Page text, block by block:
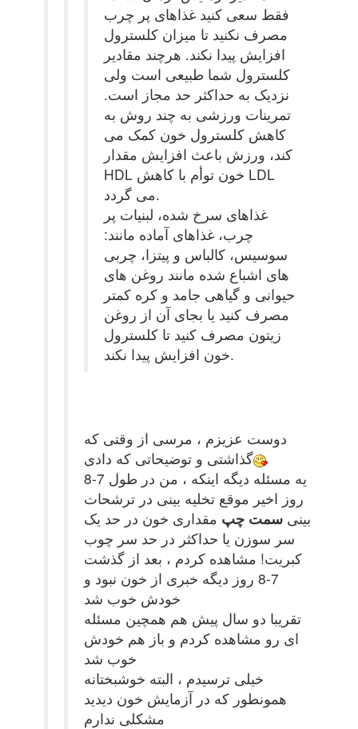
فقط سعی کنید غذاهای پر چرب
مصرف نکنید تا میزان کلسترول
افزایش پیدا نکند. هرچند مقادیر
کلسترول شما طبیعی است ولی
نزدیک به حداکثر حد مجاز است.
تمرینات ورزشی به چند روش به
کاهش کلسترول خون کمک می
کند، ورزش باعث افزایش مقدار
HDL خون توأم با کاهش LDL
می گردد.
غذاهای سرخ شده، لبنیات پر
چرب، غذاهای آماده مانند:
سوسیس، کالباس و پیتزا، چربی
های اشباع شده مانند روغن های
حیوانی و گیاهی جامد و کره کمتر
مصرف کنید یا بجای آن از روغن
زیتون مصرف کنید تا کلسترول
خون افزایش پیدا نکند.
دوست عزیزم ، مرسی از وقتی که
گذاشتی و توضیحاتی که دادی
یه مسئله دیگه اینکه ، من در طول 7-8
روز اخیر موقع تخلیه بینی در ترشحات
بینی سمت چپ مقداری خون در حد یک
سر سوزن یا حداکثر در حد سر چوب
کبریت! مشاهده کردم ، بعد از گذشت
7-8 روز دیگه خبری از خون نبود و
خودش خوب شد
تقریبا دو سال پیش هم همچین مسئله
ای رو مشاهده کردم و باز هم خودش
خوب شد
خیلی ترسیدم ، البته خوشبختانه
همونطور که در آزمایش خون دیدید
مشکلی ندارم